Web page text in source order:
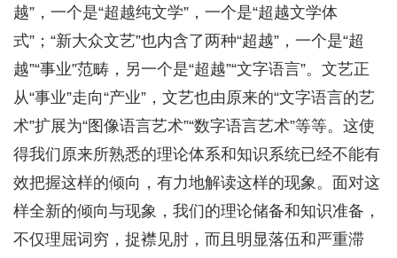
越”，一个是“超越纯文学”，一个是“超越文学体
式”；“新大众文艺”也内含了两种“超越”，一个是“超
越”“事业”范畴，另一个是“超越”“文字语言”。文艺正
从“事业”走向“产业”，文艺也由原来的“文字语言的艺
术”扩展为“图像语言艺术”“数字语言艺术”等等。这使
得我们原来所熟悉的理论体系和知识系统已经不能有
效把握这样的倾向，有力地解读这样的现象。面对这
样全新的倾向与现象，我们的理论储备和知识准备，
不仅理屈词穷，捉襟见肘，而且明显落伍和严重滞